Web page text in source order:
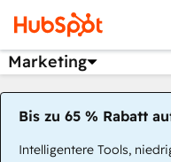
Marketing
Bis zu 65 % Rabatt
Intelligentere Tools,